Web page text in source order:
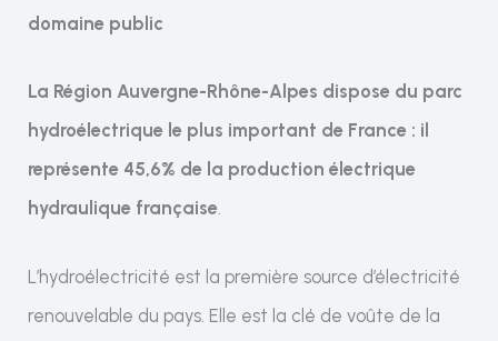
domaine public
La Région Auvergne-Rhône-Alpes dispose du parc
hydroélectrique le plus important de France : il
représente 45,6% de la production électrique
hydraulique française.
L’hydroélectricité est la première source d’électricité
renouvelable du pays. Elle est la clé de voûte de la